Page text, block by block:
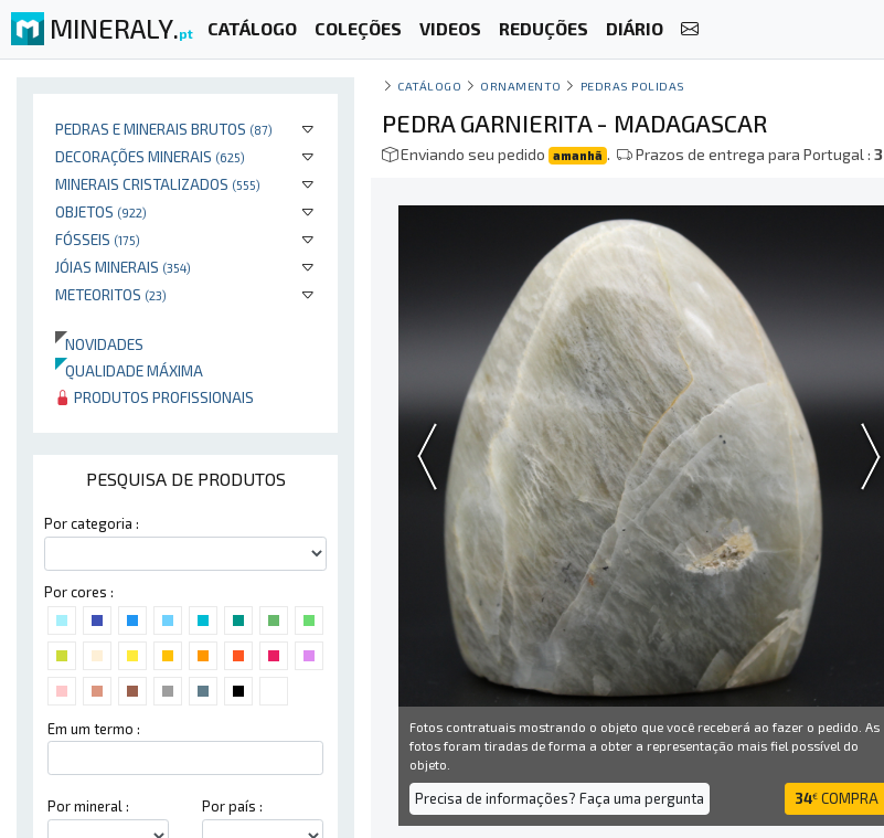
MINERALY.pt CATÁLOGO COLEÇÕES VIDEOS REDUÇÕES DIÁRIO
PEDRAS E MINERAIS BRUTOS (87)
DECORAÇÕES MINERAIS (625)
MINERAIS CRISTALIZADOS (555)
OBJETOS (922)
FÓSSEIS (175)
JÓIAS MINERAIS (354)
METEORITOS (23)
NOVIDADES
QUALIDADE MÁXIMA
PRODUTOS PROFISSIONAIS
PESQUISA DE PRODUTOS
Por categoria :
Por cores :
Em um termo :
Por mineral : Por país :
CATÁLOGO ORNAMENTO PEDRAS POLIDAS
PEDRA GARNIERITA - MADAGASCAR
Enviando seu pedido amanhã . Prazos de entrega para Portugal :3
Fotos contratuais mostrando o objeto que você receberá ao fazer o pedido. As
fotos foram tiradas de forma a obter a representação mais fiel possível do
objeto.
Precisa de informações? Faça uma pergunta 34€ COMPRA